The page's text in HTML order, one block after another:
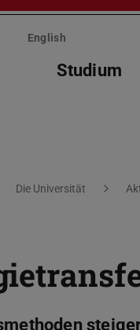
English
Studium
Die Universität